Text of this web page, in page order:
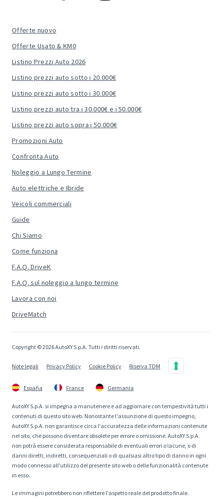
Offerte nuovo
Offerte Usato & KM0
Listino Prezzi Auto 2026
Listino prezzi auto sotto i 20.000€
Listino prezzi auto sotto i 30.000€
Listino prezzi auto tra i 30.000€ e i 50.000€
Listino prezzi auto sopra i 50.000€
Promozioni Auto
Confronta Auto
Noleggio a Lungo Termine
Auto elettriche e Ibride
Veicoli commerciali
Guide
Chi Siamo
Come funziona
F.A.Q. DriveK
F.A.Q. sul noleggio a lungo termine
Lavora con noi
DriveMatch
Copyright © 2026 AutoXY S.p.A. Tutti i diritti riservati.
Note legali Privacy Policy Cookie Policy Riserva TDM
España France Germania
AutoXY S.p.A. si impegna a manutenere e ad aggiornare con tempestività tutti i
contenuti di questo sito web. Nonostante l'assunzione di questo impegno,
AutoXY S.p.A. non garantisce circa l'accuratezza delle informazioni contenute
nel sito, che possono diventare obsolete per errore o omissione. AutoXY S.p.A.
non potrà essere considerata responsabile di eventuali errori o lacune, o di
danni diretti, indiretti, consequenziali o di qualsiasi altro tipo di danno in ogni
modo connesso all'utilizzo del presente sito web o delle funzionalità contenute
in esso.
Le immagini potrebbero non riflettere l'aspetto reale del prodotto finale.